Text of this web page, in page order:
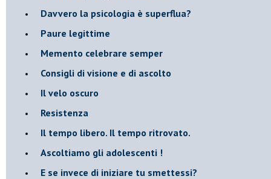
​Davvero la psicologia è superflua?
Paure legittime
​Memento celebrare semper
​Consigli di visione e di ascolto
​Il velo oscuro
Resistenza
​Il tempo libero. Il tempo ritrovato.
Ascoltiamo gli adolescenti !
​E se invece di iniziare tu smettessi?